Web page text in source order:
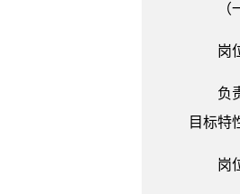
岗
负
目标特
岗